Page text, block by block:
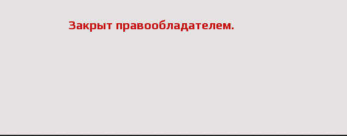
Закрыт правообладателем.